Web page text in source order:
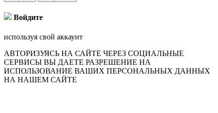
Войдите
используя свой аккаунт
АВТОРИЗУЯСЬ НА САЙТЕ ЧЕРЕЗ СОЦИАЛЬНЫЕ
СЕРВИСЫ ВЫ ДАЕТЕ РАЗРЕШЕНИЕ НА
ИСПОЛЬЗОВАНИЕ ВАШИХ ПЕРСОНАЛЬНЫХ ДАННЫХ
НА НАШЕМ САЙТЕ